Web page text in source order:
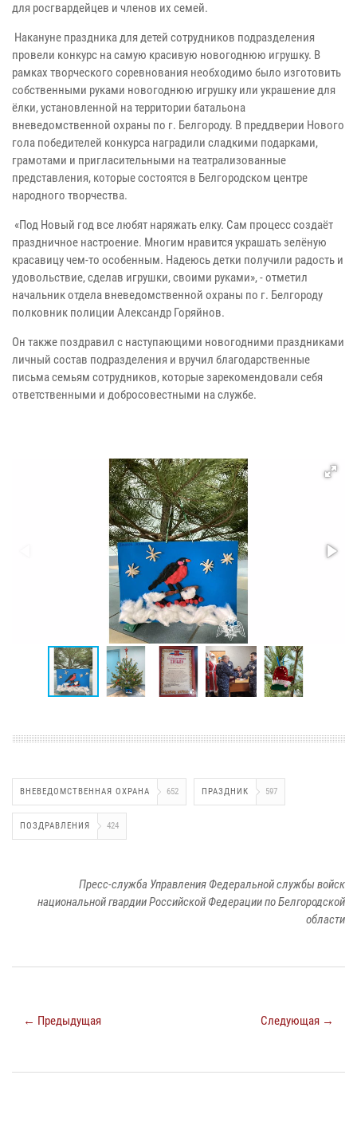
для росгвардейцев и членов их семей.
Накануне праздника для детей сотрудников подразделения
провели конкурс на самую красивую новогоднюю игрушку. В
рамках творческого соревнования необходимо было изготовить
собственными руками новогоднюю игрушку или украшение для
ёлки, установленной на территории батальона
вневедомственной охраны по г. Белгороду. В преддверии Нового
гола победителей конкурса наградили сладкими подарками,
грамотами и пригласительными на театрализованные
представления, которые состоятся в Белгородском центре
народного творчества.
«Под Новый год все любят наряжать елку. Сам процесс создаёт
праздничное настроение. Многим нравится украшать зелёную
красавицу чем-то особенным. Надеюсь детки получили радость и
удовольствие, сделав игрушки, своими руками», - отметил
начальник отдела вневедомственной охраны по г. Белгороду
полковник полиции Александр Горяйнов.
Он также поздравил с наступающими новогодними праздниками
личный состав подразделения и вручил благодарственные
письма семьям сотрудников, которые зарекомендовали себя
ответственными и добросовестными на службе.
ВНЕВЕДОМСТВЕННАЯ ОХРАНА 652 ПРАЗДНИК 597
ПОЗДРАВЛЕНИЯ 424
Пресс-служба Управления Федеральной службы войск
национальной гвардии Российской Федерации по Белгородской
области
← Предыдущая Следующая →